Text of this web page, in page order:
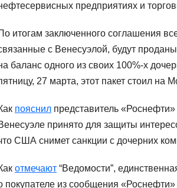
предприятиях и
итогам заключенного соглашения
с Венесуэлой, будут
баланс одного из своих 100%-х
27 марта, этот пакет стоил на
пояснил представитель
принято для защиты
США снимет санкции с дочерних
отмечают “Ведомости”,
покупателе из сообщения